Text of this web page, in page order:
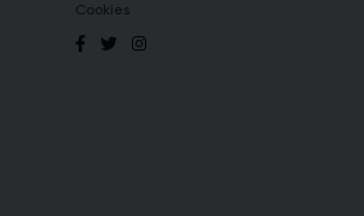
Cookies